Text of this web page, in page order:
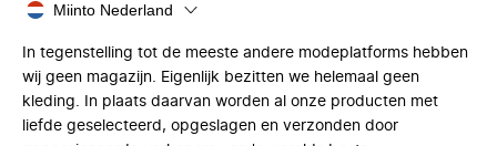
Miinto Nederland
In tegenstelling tot de meeste andere modeplatforms hebben
wij geen magazijn. Eigenlijk bezitten we helemaal geen
kleding. In plaats daarvan worden al onze producten met
liefde geselecteerd, opgeslagen en verzonden door